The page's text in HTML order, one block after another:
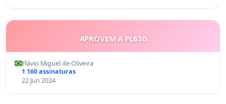
APROVEM A PL630
Flávio Miguel de Oliveira
1 160 assinaturas
22 Jun 2024